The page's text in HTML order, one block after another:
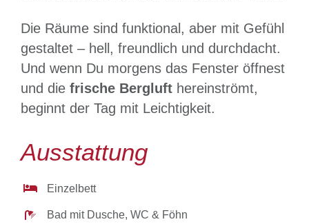
Die Räume sind funktional, aber mit Gefühl
gestaltet – hell, freundlich und durchdacht.
Und wenn Du morgens das Fenster öffnest
und die frische Berglufthereinströmt,
beginnt der Tag mit Leichtigkeit.
Ausstattung
Einzelbett
Bad mit Dusche, WC & Föhn